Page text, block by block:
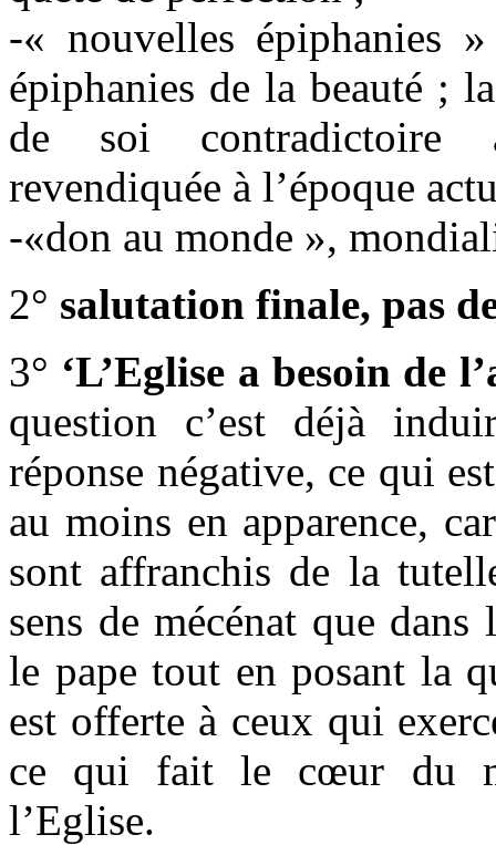
-« nouvelles épiphanies
épiphanies de la beauté ;
de soi contradictoire
revendiquée à l’époque
-«don au monde »,
2° salutation finale, pas
3° ‘L’Eglise a besoin de
question c’est déjà
réponse négative, ce qui
au moins en apparence,
sont affranchis de la
sens de mécénat que
le pape tout en posant la
est offerte à ceux qui
ce qui fait le cœur du
l’Eglise.